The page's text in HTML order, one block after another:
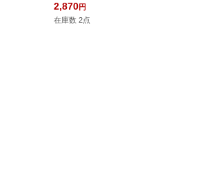
2,870円
在庫数 2点